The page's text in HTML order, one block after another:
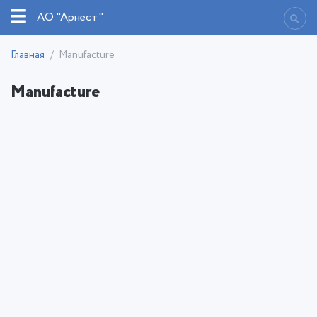
АО "Арнест"
Главная Manufacture
Manufacture